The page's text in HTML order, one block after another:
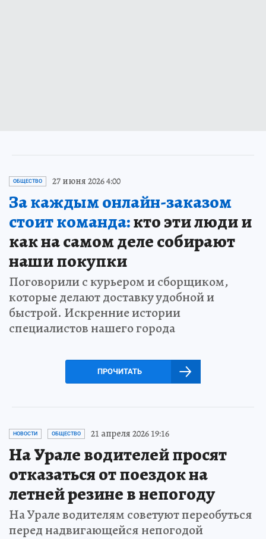
ОБЩЕСТВО 27 июня 2026 4:00
За каждым онлайн-заказом
стоит команда:кто эти люди и
как на самом деле собирают
наши покупки
Поговорили с курьером и сборщиком,
которые делают доставку удобной и
быстрой. Искренние истории
специалистов нашего города
ПРОЧИТАТЬ
НОВОСТИ ОБЩЕСТВО 21 апреля 2026 19:16
На Урале водителей просят
отказаться от поездок на
летней резине в непогоду
На Урале водителям советуют переобуться
перед надвигающейся непогодой